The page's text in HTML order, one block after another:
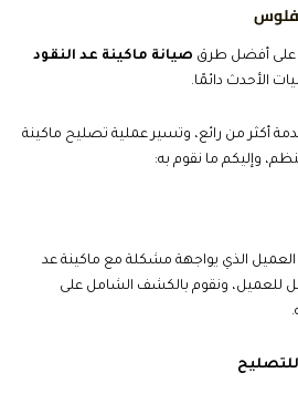
على أفضل طرق صيانة ماكينة عد النقود
الأحدث دائمًا.
أكثر من رائع، وتسير عملية تصليح ماكينة
وإليكم ما نقوم به:
الذي يواجهة مشكلة مع ماكينة عد
للعميل، ونقوم بالكشف الشامل على